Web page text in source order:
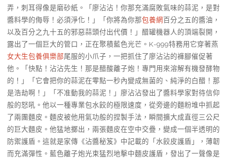
弄，刺耳得像是磨砂紙。「廖沾沾！你那充滿腐敗氣味的蒜泥，是對
醬料學的侮辱！必須淨化！」「你將為你那包養網百分之五的醬油，
以及百分之九十五的邪惡蒜頭付出代價！」醋罐機器人的頂端裂開，
露出了一個巨大的管口，正在聚積藍色光芒。K-999特務用它穿著燕
女大生包養俱樂部尾服的小爪子，一把抓住了廖沾沾的褲腳催促著
他。「快點！沾沾先生！那是醋酸離子炮！專門用來溶解有機發酵物
的！」「它會把你的蒜泥在零點一秒內變成無菌的、純淨的白醋！那
是浩劫啊！」「不准動我的蒜泥！」廖沾沾發出了醬料學家對待信仰
般的怒吼。他以一種專業包水餃的極限速度，從旁邊的麵粉堆中抓起
了兩團麵皮。麵皮被他用氣功般的捏製手法，瞬間擴大成直徑三公尺
的巨大麵皮。他猛地擲出，兩張麵皮在空中交疊，變成一個半透明的
防禦護盾。這就是家傳《沾醬秘笈》中記載的「水餃皮護盾」，薄韌
而充滿彈性。藍色離子炮光束猛烈地擊中麵皮護盾，發出了一聲像是